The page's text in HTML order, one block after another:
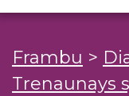
Frambu >
Trenaunays